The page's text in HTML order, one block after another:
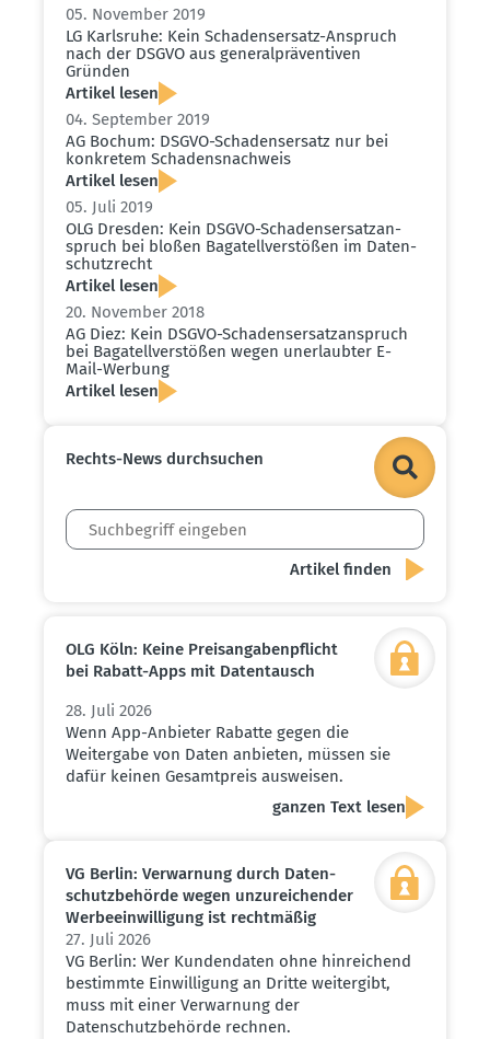
05. November 2019
LG Karlsruhe: Kein Schadens­ersatz-Anspruch
nach der DSGVO aus general­prä­ven­tiven
Gründen
Artikel lesen
04. September 2019
AG Bochum: DSGVO-Schadens­ersatz nur bei
konkretem Schadens­nachweis
Artikel lesen
05. Juli 2019
OLG Dresden: Kein DSGVO-Schadens­er­satz­an­
spruch bei bloßen Bagatell­ver­stößen im Daten­
schutz­recht
Artikel lesen
20. November 2018
AG Diez: Kein DSGVO-Schadens­er­satz­an­spruch
bei Bagatell­ver­stößen wegen unerlaubter E-
Mail-Werbung
Artikel lesen
Rechts-News durch­suchen
OLG Köln: Keine Preis­an­ga­ben­pflicht
bei Rabatt-Apps mit Daten­tausch
28. Juli 2026
Wenn App-Anbieter Rabatte gegen die
Weitergabe von Daten anbieten, müssen sie
dafür keinen Gesamtpreis ausweisen.
ganzen Text lesen
VG Berlin: Verwarnung durch Daten­
schutz­be­hörde wegen unzurei­chender
Werbe­ein­wil­ligung ist recht­mäßig
27. Juli 2026
VG Berlin: Wer Kundendaten ohne hinreichend
bestimmte Einwilligung an Dritte weitergibt,
muss mit einer Verwarnung der
Datenschutzbehörde rechnen.